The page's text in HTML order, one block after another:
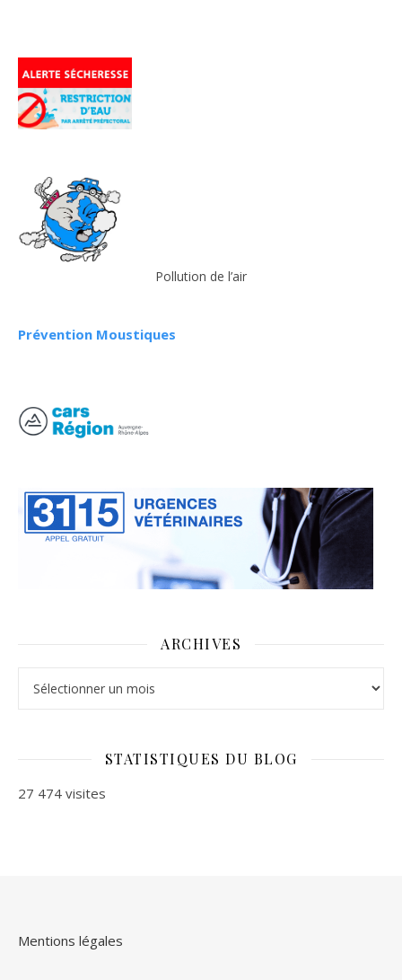
Pollution de l’air
Prévention Moustiques
ARCHIVES
STATISTIQUES DU BLOG
27 474 visites
Mentions légales